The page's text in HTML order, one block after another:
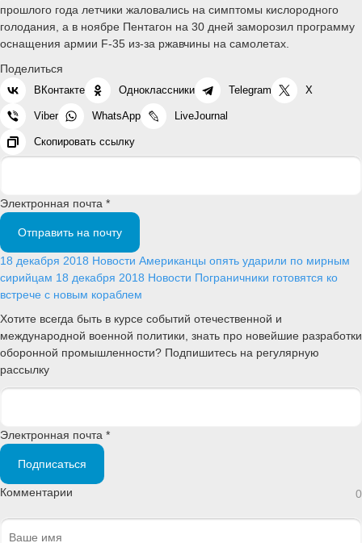
прошлого года летчики жаловались на симптомы кислородного
голодания, а в ноябре Пентагон на 30 дней заморозил программу
оснащения армии F-35 из-за ржавчины на самолетах.
Поделиться
ВКонтакте Одноклассники Telegram X
Viber WhatsApp LiveJournal
Скопировать ссылку
Электронная почта *
Отправить на почту
18 декабря 2018 Новости Американцы опять ударили по мирным
сирийцам 18 декабря 2018 Новости Пограничники готовятся ко
встрече с новым кораблем
Хотите всегда быть в курсе событий отечественной и
международной военной политики, знать про новейшие разработки
оборонной промышленности? Подпишитесь на регулярную
рассылку
Электронная почта *
Подписаться
Комментарии 0